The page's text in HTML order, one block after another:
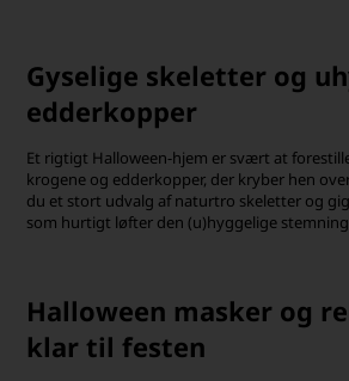
Gyselige skeletter og
edderkopper
Et rigtigt Halloween-hjem er svært at
krogene og edderkopper, der kryber hen
du et stort udvalg af naturtro skeletter og
som hurtigt løfter den (u)hyggelige
Halloween masker og
klar til festen